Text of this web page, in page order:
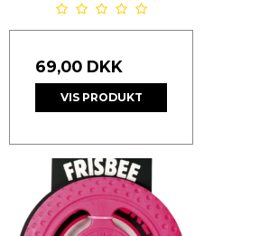
69,00 DKK
VIS PRODUKT